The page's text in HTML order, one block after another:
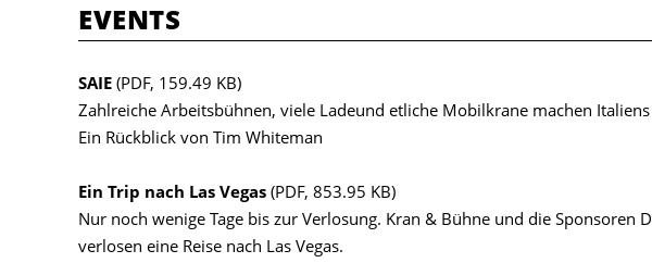
EVENTS
SAIE (PDF, 159.49 KB)
Zahlreiche Arbeitsbühnen, viele Ladeund etliche Mobilkrane machen
Ein Rückblick von Tim Whiteman
Ein Trip nach Las Vegas (PDF, 853.95 KB)
Nur noch wenige Tage bis zur Verlosung. Kran & Bühne und die Sponsoren
verlosen eine Reise nach Las Vegas.